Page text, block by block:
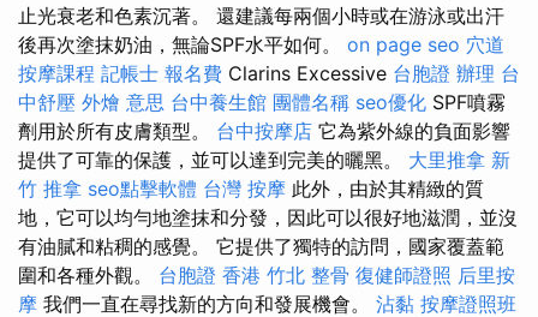
止光衰老和色素沉著。 還建議每兩個小時或在游泳或出汗
後再次塗抹奶油，無論SPF水平如何。 on page seo 穴道
按摩課程 記帳士 報名費 Clarins Excessive 台胞證 辦理 台
中舒壓 外燴 意思 台中養生館 團體名稱 seo優化 SPF噴霧
劑用於所有皮膚類型。 台中按摩店 它為紫外線的負面影響
提供了可靠的保護，並可以達到完美的曬黑。 大里推拿 新
竹 推拿 seo點擊軟體 台灣 按摩 此外，由於其精緻的質
地，它可以均勻地塗抹和分發，因此可以很好地滋潤，並沒
有油膩和粘稠的感覺。 它提供了獨特的訪問，國家覆蓋範
圍和各種外觀。 台胞證 香港 竹北 整骨 復健師證照 后里按
摩 我們一直在尋找新的方向和發展機會。 沾黏 按摩證照班